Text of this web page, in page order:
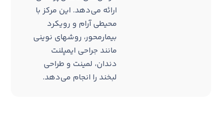
ارائه می‌دهد. این مرکز با
محیطی آرام و رویکرد
بیمارمحور، روشهای نوینی
مانند جراحی ایمپلنت
دندان، لمینت و طراحی
لبخند را انجام می‌دهد.